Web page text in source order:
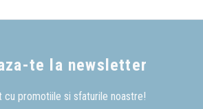
te la newsletter
cu promotiile si sfaturile noastre!